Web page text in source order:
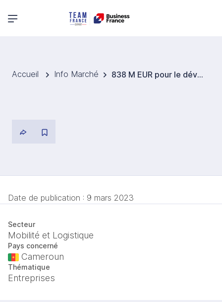
Menu principal
Accueil Info Marché 838 M EUR pour le développement de la zone industrielle intégrée du Port de Kribi
Date de publication : 9 mars 2023
Secteur
Mobilité et Logistique
Pays concerné
Cameroun
Thématique
Entreprises